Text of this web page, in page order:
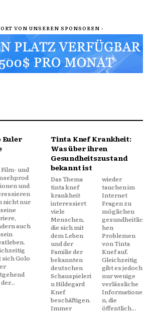
VON UNSEREN SPONSOREN -
Euler
Tinta Knef Krankheit:
Was über ihren
Gesundheitszustand
bekannt ist
Das Thema
tinta knef
krankheit
interessiert
viele
Menschen,
die sich mit
dem Leben
und der
Familie der
bekannten
deutschen
Schauspieleri
n Hildegard
Knef
beschäftigen.
Immer
wieder
tauchen im
Internet
Fragen zu
möglichen
gesundheitlic
hen
Problemen
von Tinta
Knef auf.
Gleichzeitig
gibt es jedoch
nur wenige
verlässliche
Informatione
n, die
öffentlich...